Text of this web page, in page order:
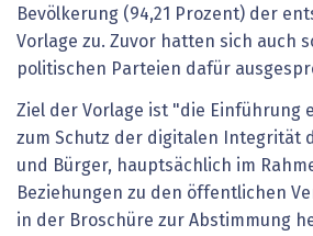
Bevölkerung (94,21 Prozent) der
Vorlage zu. Zuvor hatten sich auch
politischen Parteien dafür
Ziel der Vorlage ist "die Einführung
zum Schutz der digitalen Integrität
und Bürger, hauptsächlich im
Beziehungen zu den öffentlichen
in der Broschüre zur Abstimmung